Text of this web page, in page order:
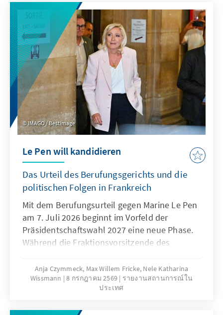
symbolische Verschiebungen ergeben –
insbesondere durch den möglichen Aufbau
einer eigenen Fraktion des Rassemblement
National (RN). Derzeit stellt die Partei lediglich
drei Senatoren, könnte jedoch angesichts
ihrer gestärkten kommunalen Verankerung
die für eine Fraktionsbildung erforderliche
Schwelle von zehn Mandaten erreichen.
zu. Aufgrund seiner geostrategischen Lage an
der Meerenge Bab al-Mandab zwischen dem
Roten Meer und dem Golf von Aden haben
dort bereits fünf Staaten permanente
Militärstützpunkte errichtet. Auch wenn
Deutschland nicht zu dieser Staatengruppe
gehört, war die deutsche Marine noch bis vor
wenigen Jahren am Horn von Afrika
stationiert, um gemeinsam mit europäischen
Partnern gegen maritime Bedrohungen wie
Schmuggel auf See, Piraterie und Terrorismus
Wiederauflebens der somalischen Piraterie
und der latenten Bedrohung der
internationalen Handelsschifffahrt durch die
jemenitische Huthi-Miliz ist eine Sicherung
der Seehandelsrouten am Horn von Afrika für
westliche Staaten relevanter denn je.
IMAGO / Bestimage
Le Pen will kandidieren
Das Urteil des Berufungsgerichts und die
politischen Folgen in Frankreich
Mit dem Berufungsurteil gegen Marine Le Pen
am 7. Juli 2026 beginnt im Vorfeld der
Präsidentschaftswahl 2027 eine neue Phase.
Während die Fraktionsvorsitzende des
Kandidatur bestätigt und weitere Rechtsmittel
ankündigt, indem sie den Kassationshof
anruft, der prüft ob die beiden vorherigen
Anja Czymmeck, Max Willem Fricke, Nele Katharina
Wissmann
8 กรกฎาคม 2569
รายงานสถานการณ์ใน
ประเทศ